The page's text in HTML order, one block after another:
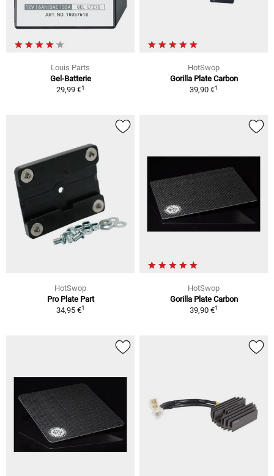
Louis Parts
Gel-Batterie
29,99 €1
HotSwop
Gorilla Plate Carbon
39,90 €1
HotSwop
Pro Plate Part
34,95 €1
HotSwop
Gorilla Plate Carbon
39,90 €1